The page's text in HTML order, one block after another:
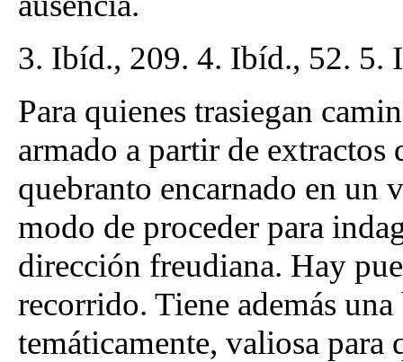
3. Ibíd., 209. 4. Ibíd., 52. 5.
Para quienes trasiegan
armado a partir de
quebranto encarnado en un
modo de proceder para
dirección freudiana. Hay
recorrido. Tiene además
temáticamente, valiosa para